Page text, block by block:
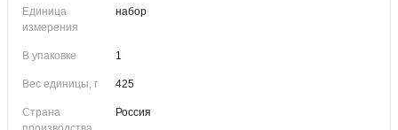
Единица
измерения
набор
В упаковке 1
Вес единицы, г 425
Страна
Россия